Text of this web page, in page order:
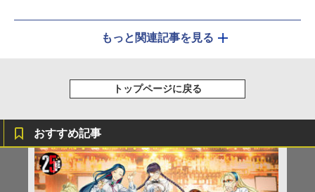
もっと関連記事を見る
トップページに戻る
おすすめ記事